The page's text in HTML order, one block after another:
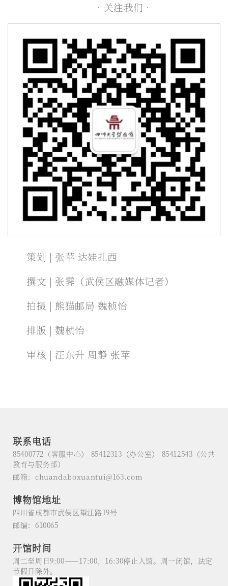
· 关注我们 ·
策划 | 张苹 达娃扎西
撰文 | 张霁（武侯区融媒体记者）
拍摄 | 熊猫邮局 魏桢怡
排版 | 魏桢怡
审核 | 汪东升 周静 张苹
联系电话
85400772（客服中心） 85412313（办公室） 85412543（公共
教育与服务部）
邮箱：chuandaboxuantui@163.com
博物馆地址
四川省成都市武侯区望江路19号
邮编：610065
开馆时间
周二至周日9:00——17:00，16:30停止入馆。周一闭馆，法定
节假日除外。